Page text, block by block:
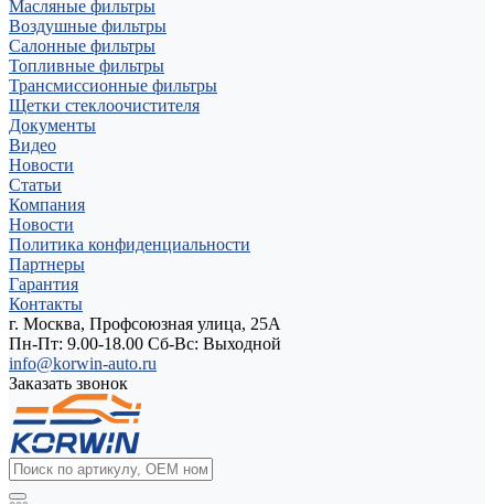
Масляные фильтры
Воздушные фильтры
Салонные фильтры
Топливные фильтры
Трансмиссионные фильтры
Щетки стеклоочистителя
Документы
Видео
Новости
Статьи
Компания
Новости
Политика конфиденциальности
Партнеры
Гарантия
Контакты
г. Москва, Профсоюзная улица, 25А
Пн-Пт: 9.00-18.00 Cб-Вс: Выходной
info@korwin-auto.ru
Заказать звонок